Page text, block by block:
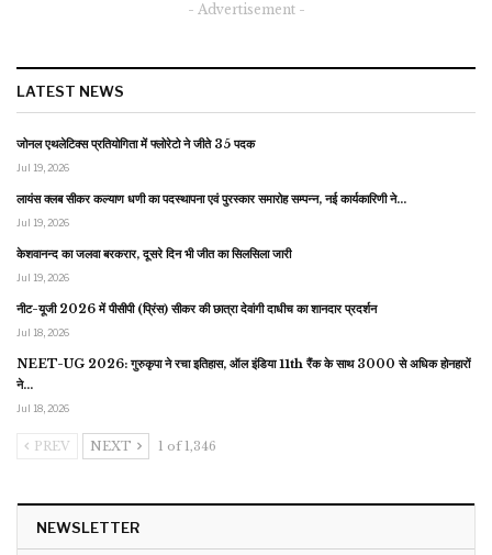
- Advertisement -
LATEST NEWS
जोनल एथलेटिक्स प्रतियोगिता में फ्लोरेटो ने जीते 35 पदक
Jul 19, 2026
लायंस क्लब सीकर कल्याण धणी का पदस्थापना एवं पुरस्कार समारोह सम्पन्न, नई कार्यकारिणी ने…
Jul 19, 2026
केशवानन्द का जलवा बरकरार, दूसरे दिन भी जीत का सिलसिला जारी
Jul 19, 2026
नीट-यूजी 2026 में पीसीपी (प्रिंस) सीकर की छात्रा देवांगी दाधीच का शानदार प्रदर्शन
Jul 18, 2026
NEET-UG 2026: गुरुकृपा ने रचा इतिहास, ऑल इंडिया 11th रैंक के साथ 3000 से अधिक होनहारों
ने…
Jul 18, 2026
PREV NEXT 1 of 1,346
NEWSLETTER